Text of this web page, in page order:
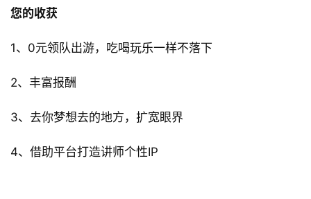
计
内
计
您的收获
1、0元领队出游，吃喝玩乐一样不落下
2、丰富报酬
3、去你梦想去的地方，扩宽眼界
4、借助平台打造讲师个性IP